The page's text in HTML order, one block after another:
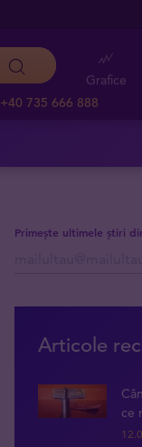
+40 735 666 888
Grafice
Primește ultimele știri
Articole
ce